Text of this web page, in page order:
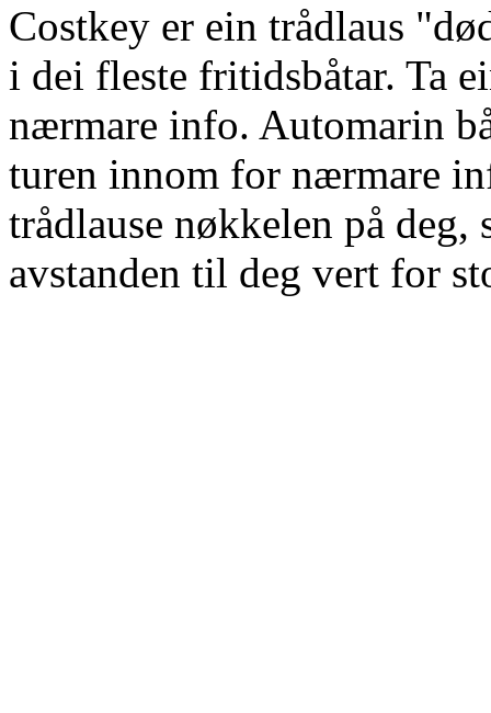
Costkey er ein trådlaus
i dei fleste fritidsbåtar. Ta
nærmare info. Automarin
turen innom for nærmare
trådlause nøkkelen på
avstanden til deg vert for